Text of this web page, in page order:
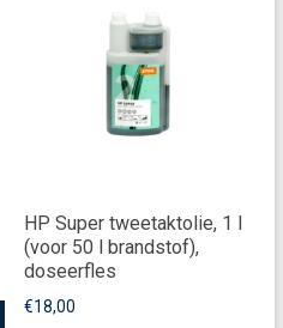
HP Super tweetaktolie, 1 l
(voor 50 l brandstof),
doseerfles
€18,00